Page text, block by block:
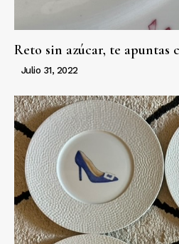
Reto sin azúcar, te apuntas
Julio 31, 2022